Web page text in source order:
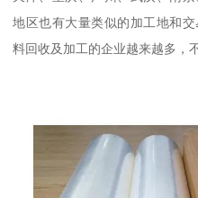
地区也有大量类似的加工地和
料回收及加工的企业越来越多，